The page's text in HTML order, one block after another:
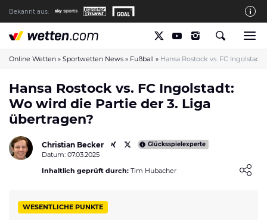
Bekannt aus:
Die wetten.com Redaktion
So bewerten wir die Anbieter
wetten.com auf Facebook
wetten.com auf YouTube
Spielsucht Hilfe & Prävention
Über Uns
Kontakt
Verantwortungsvolles Spielen
Online Wetten » Sportwetten News » Fußball » Hansa Rostock vs. FC Ingolstadt
Hansa Rostock vs. FC Ingolstadt:
Wo wird die Partie der 3. Liga
übertragen?
Christian Becker Glücksspielexperte
Datum: 07.03.2025
Inhaltlich geprüft durch: Tim Hubacher
WESENTLICHE PUNKTE